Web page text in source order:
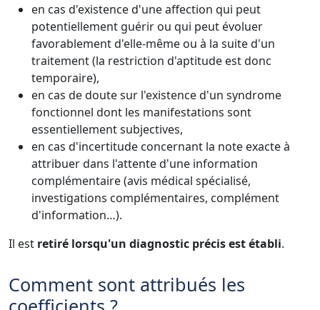
en cas d'existence d'une affection qui peut
potentiellement guérir ou qui peut évoluer
favorablement d'elle-même ou à la suite d'un
traitement (la restriction d'aptitude est donc
temporaire),
en cas de doute sur l'existence d'un syndrome
fonctionnel dont les manifestations sont
essentiellement subjectives,
en cas d'incertitude concernant la note exacte à
attribuer dans l'attente d'une information
complémentaire (avis médical spécialisé,
investigations complémentaires, complément
d'information…).
Il est retiré lorsqu'un diagnostic précis est établi.
Comment sont attribués les